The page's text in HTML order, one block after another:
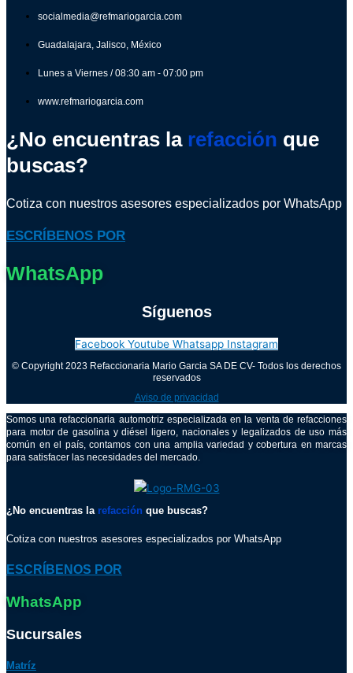
socialmedia@refmariogarcia.com
Guadalajara, Jalisco, México
Lunes a Viernes / 08:30 am - 07:00 pm
www.refmariogarcia.com
¿No encuentras la refacción que
buscas?
Cotiza con nuestros asesores especializados por WhatsApp
ESCRÍBENOS POR
WhatsApp
Síguenos
Facebook Youtube Whatsapp Instagram
© Copyright 2023 Refaccionaria Mario Garcia SA DE CV- Todos los derechos
reservados
Aviso de privacidad
Somos una refaccionaria automotriz especializada en la venta de refacciones
para motor de gasolina y diésel ligero, nacionales y legalizados de uso más
común en el país, contamos con una amplia variedad y cobertura en marcas
para satisfacer las necesidades del mercado.
¿No encuentras la refacción que buscas?
Cotiza con nuestros asesores especializados por WhatsApp
ESCRÍBENOS POR
WhatsApp
Sucursales
Matríz